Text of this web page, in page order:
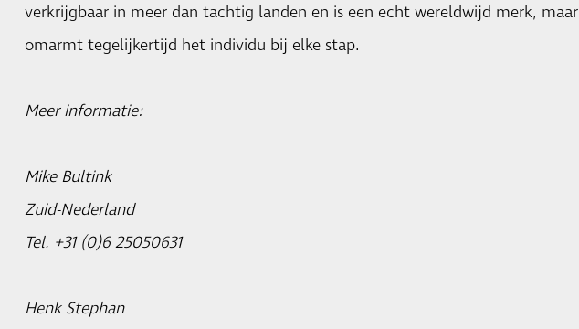
verkrijgbaar in meer dan tachtig landen en is een echt wereldwijd merk, maar
omarmt tegelijkertijd het individu bij elke stap.
Meer informatie:
Mike Bultink
Zuid-Nederland
Tel. +31 (0)6 25050631
Henk Stephan